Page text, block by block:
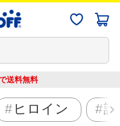
送料無料
ヒロイン 護